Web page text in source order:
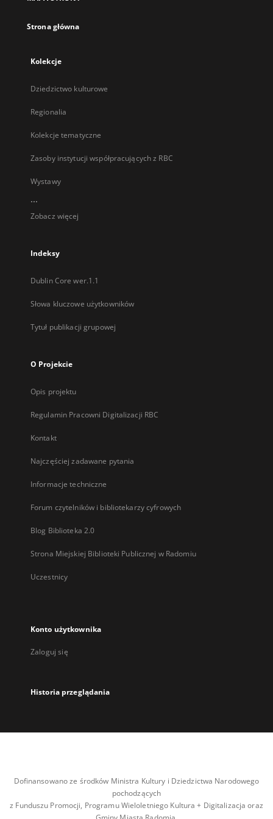
Strona główna
Kolekcje
Dziedzictwo kulturowe
Regionalia
Kolekcje tematyczne
Zasoby instytucji współpracujących z RBC
Wystawy
...
Zobacz więcej
Indeksy
Dublin Core wer.1.1
Słowa kluczowe użytkowników
Tytuł publikacji grupowej
O Projekcie
Opis projektu
Regulamin Pracowni Digitalizacji RBC
Kontakt
Najczęściej zadawane pytania
Informacje techniczne
Forum czytelników i bibliotekarzy cyfrowych
Blog Biblioteka 2.0
Strona Miejskiej Biblioteki Publicznej w Radomiu
Uczestnicy
Konto użytkownika
Zaloguj się
Historia przeglądania
Dofinansowano ze środków Ministra Kultury i Dziedzictwa Narodowego
pochodzących
z Funduszu Promocji, Programu Wieloletniego Kultura + Digitalizacja oraz